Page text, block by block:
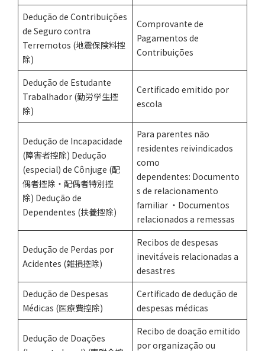
Dedução de Contribuições
de Seguro contra
Terremotos (地震保険料控
除)
Comprovante de
Pagamentos de
Contribuições
Dedução de Estudante
Trabalhador (勤労学生控
除)
Certificado emitido por
escola
Dedução de Incapacidade
(障害者控除) Dedução
(especial) de Cônjuge (配
偶者控除・配偶者特別控
除) Dedução de
Dependentes (扶養控除)
Para parentes não
residentes reivindicados
como
dependentes: Documento
s de relacionamento
familiar ・Documentos
relacionados a remessas
Dedução de Perdas por
Acidentes (雑損控除)
Recibos de despesas
inevitáveis relacionadas a
desastres
Dedução de Despesas
Médicas (医療費控除)
Certificado de dedução de
despesas médicas
Dedução de Doações
Recibo de doação emitido
por organização ou